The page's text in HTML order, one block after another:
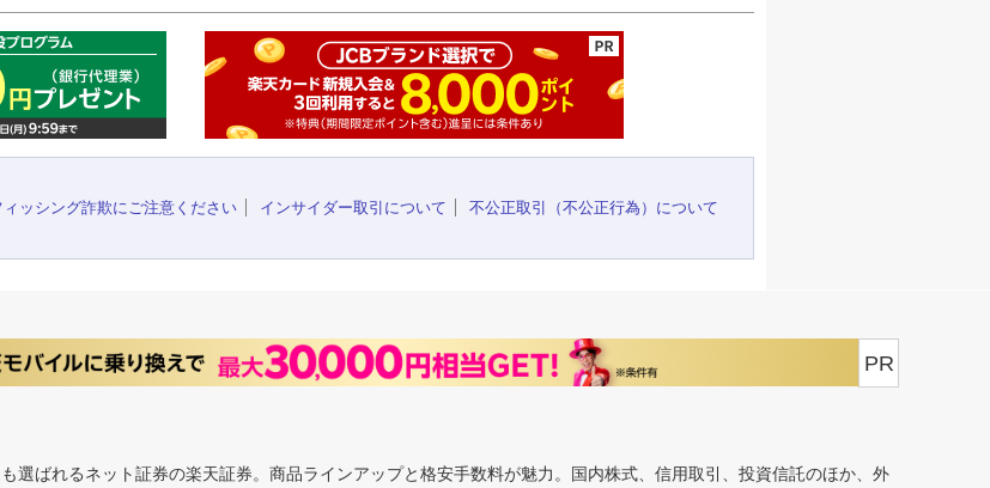
ィッシング詐欺にご注意ください インサイダー取引について
不公正取引（不公正行為）について
PR
選ばれるネット証券の楽天証券。商品ラインアップと格安手数料が魅力。国内株式、信用取引、投資信託のほか、外